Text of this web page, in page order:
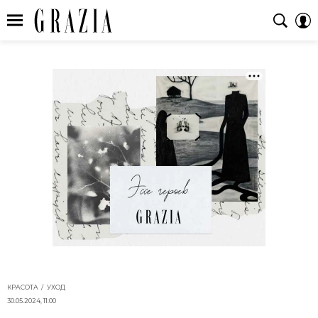
КРАСОТА
УХОД
30.05.2024, 11:00